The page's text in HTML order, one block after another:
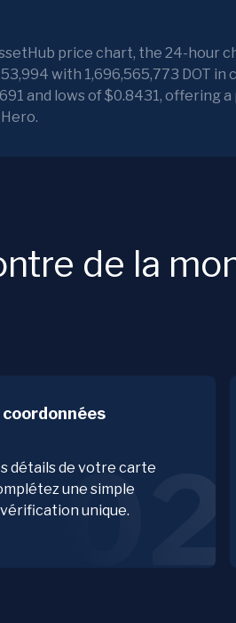
price chart, the 24-hour
with 1,696,565,773 DOT in
and lows of $0.8431, offering a
de la
détails de votre carte
une simple
unique.
02